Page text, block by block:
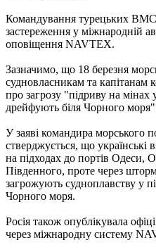
Командування турецьких ВМС
застереження у міжнародній
оповіщення NAVTEX.
Зазначимо, що 18 березня
судновласникам та капітанам
про загрозу "підриву на
дрейфують біля Чорного
У заяві командира морського
стверджується, що українські
на підходах до портів Одеси,
Південного, проте через
загрожують судноплавству у
Чорного моря.
Росія також опублікувала
через міжнародну систему